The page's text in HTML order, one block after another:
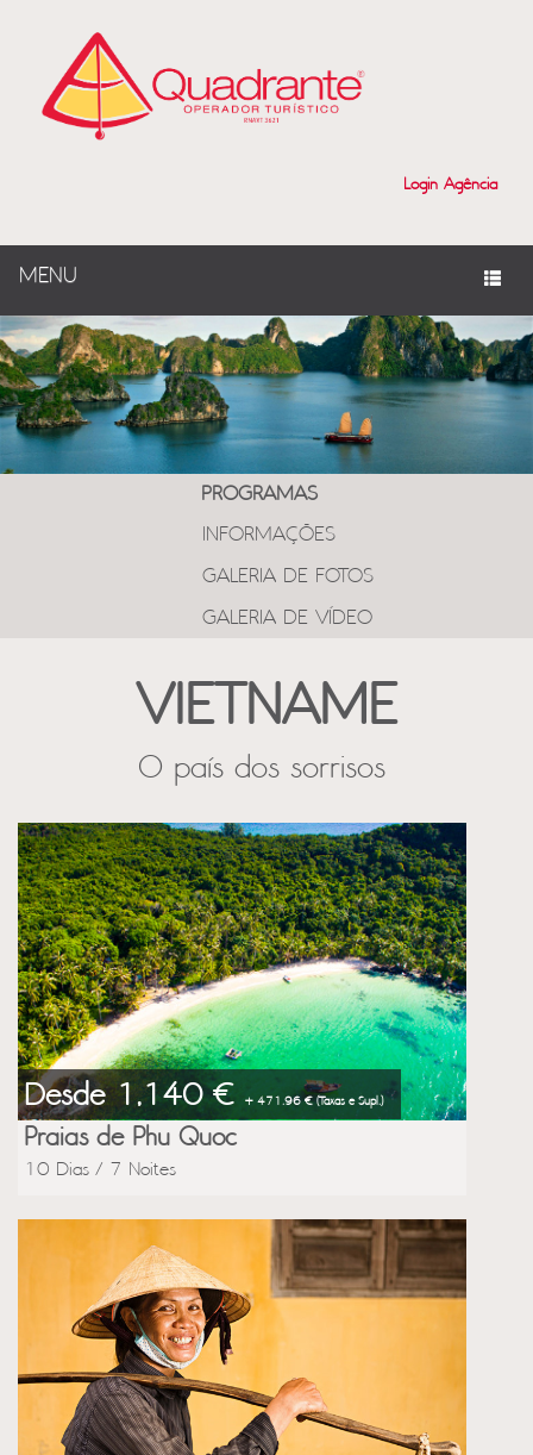
Login Agência
MENU
PROGRAMAS
INFORMAÇÕES
GALERIA DE FOTOS
GALERIA DE VÍDEO
VIETNAME
O país dos sorrisos
Desde 1,140 € + 471.96 € (Taxas e Supl.)
Praias de Phu Quoc
10 Dias / 7 Noites